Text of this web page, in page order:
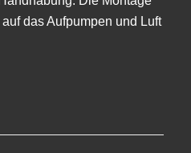
das Aufpumpen und Luft